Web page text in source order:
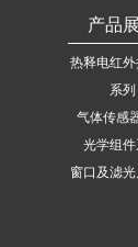
产品
热释电红
系列
气体传感
光学组件
窗口及滤光